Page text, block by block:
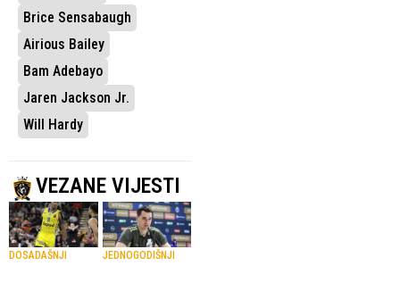
Brice Sensabaugh
Airious Bailey
Bam Adebayo
Jaren Jackson Jr.
Will Hardy
VEZANE VIJESTI
DOSADAŠNJI
JEDNOGODIŠNJI